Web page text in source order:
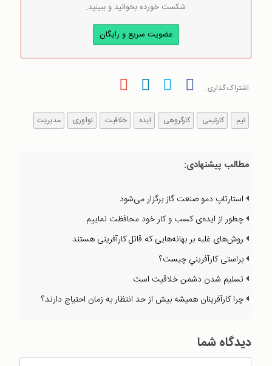
شکست خورده بخوانید و ببینید.
عضویت سریع و رایگان
اشتراک گذاری :
تیم کارتیمی کارگروهی ایده خلاقیت نوآوری مدیریت
مطالب پیشنهادی:
استارتاپ دمو صنعت گاز برگزار می‌شود
چطور از ايده‌ی كسب و كار خود محافظت نماييم
روش‌های غلبه بر بهانه‌هايی كه قاتل كارآفرينی هستند
براستی كارآفريني چيست؟
تسليم شدن دشمن خلاقيت است
چرا كارآفرينان هميشه بيش از حد انتظار به زمان احتياج دارند؟
دیدگاه شما